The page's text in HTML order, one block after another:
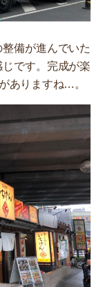
備が進んでいた
です。完成が楽
ありますね…。